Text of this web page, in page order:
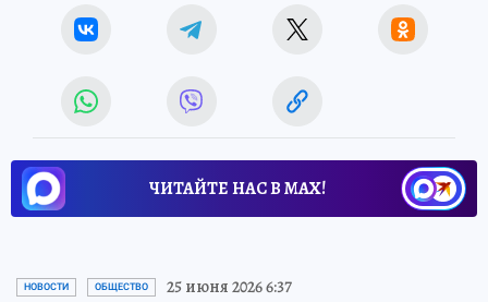
ЧИТАЙТЕ НАС В МАХ!
НОВОСТИ ОБЩЕСТВО 25 июня 2026 6:37